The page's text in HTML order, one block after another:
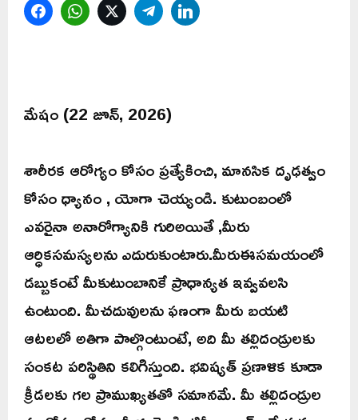
FacebookWhatsAppTwitterTelegram
మేషం (22 జూన్, 2026)
శారీరక ఆరోగ్యం కోసం ప్రత్యేకించి, మానసిక దృఢత్వం
కోసం ధ్యానం , యోగా చెయ్యండి. కుటుంబంలో
ఎవరైనా అనారోగ్యానికి గురిఅయితే ,మీరు
ఆర్ధికసమస్యలను ఎదురుకుంటారు.మీరుఈసమయంలో
డబ్బుకంటే మీకుటుంబానికే ప్రాధాన్యత ఇవ్వవలసి
ఉంటుంది. మీచదువులను ఫణంగా మీరు బయటి
ఆటలలో అతిగా పాల్గొంటుంటే, అది మీ తల్లిదండ్రులకు
సంకట పరిస్థితిని కలిగిస్తుంది. భవిష్యత్ ప్రణాళిక కూడా
క్రీడలకు గల ప్రాముఖ్యతతో సమానమే. మీ తల్లిదండ్రుల